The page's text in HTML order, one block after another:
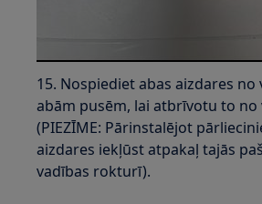
15. Nospiediet abas aizdares
abām pusēm, lai atbrīvotu to no
(PIEZĪME: Pārinstalējot
aizdares iekļūst atpakaļ tajās
vadības rokturī).